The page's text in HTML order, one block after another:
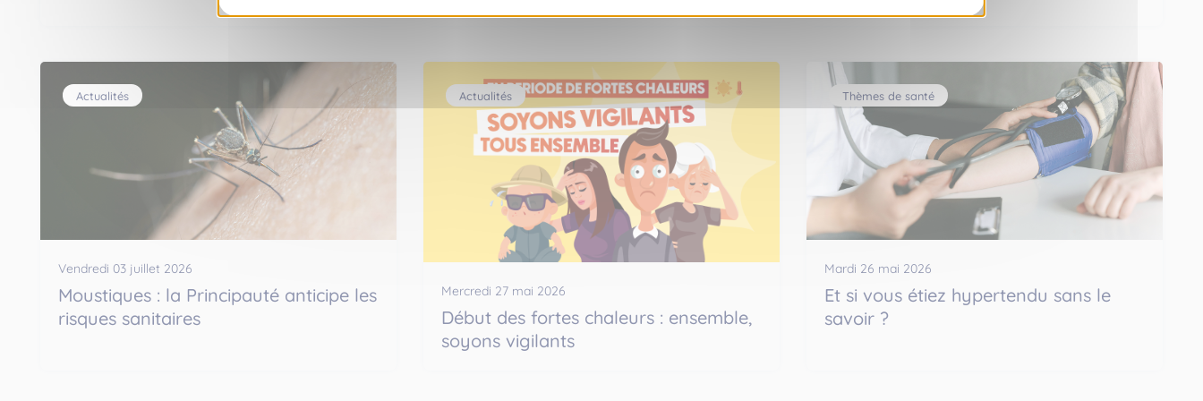
Actualités
Vendredi 03 juillet 2026
Moustiques : la Principauté anticipe les
risques sanitaires
Actualités
Mercredi 27 mai 2026
Début des fortes chaleurs : ensemble,
soyons vigilants
Thèmes de santé
Mardi 26 mai 2026
Et si vous étiez hypertendu sans le
savoir ?